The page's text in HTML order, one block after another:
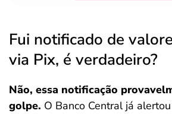
Fui notificado de
via Pix, é verdadeiro?
Não, essa notificação
golpe. O Banco Central já